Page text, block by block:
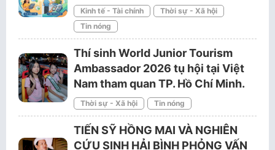
Kinh tế - Tài chính
Thời sự - Xã hội
Tin nóng
Thí sinh World Junior Tourism
Ambassador 2026 tụ hội tại Việt
Nam tham quan TP. Hồ Chí Minh.
Thời sự - Xã hội Tin nóng
TIẾN SỸ HỒNG MAI VÀ NGHIÊN
CỨU SINH HẢI BÌNH PHỎNG VẤN